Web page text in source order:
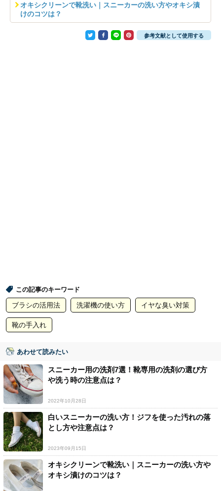
オキシクリーンで靴洗い｜スニーカーの洗い方やオキシ漬
けのコツは？
参考文献として使用する
この記事のキーワード
ブラシの活用法 洗濯機の使い方 イヤな臭い対策
靴の手入れ
あわせて読みたい
スニーカー用の洗剤7選！靴専用の洗剤の選び方
や洗う時の注意点は？
2022年10月28日
白いスニーカーの洗い方！ジフを使った汚れの落
とし方や注意点は？
2023年09月15日
オキシクリーンで靴洗い｜スニーカーの洗い方や
オキシ漬けのコツは？